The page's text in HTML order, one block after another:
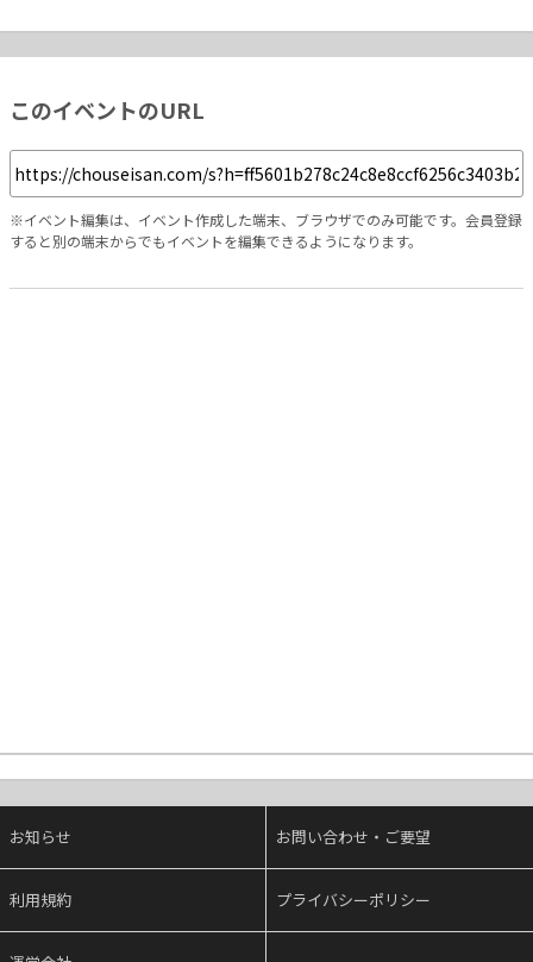
このイベントのURL
※イベント編集は、イベント作成した端末、ブラウザでのみ可能です。会員登録
すると別の端末からでもイベントを編集できるようになります。
お知らせ お問い合わせ・ご要望
利用規約 プライバシーポリシー